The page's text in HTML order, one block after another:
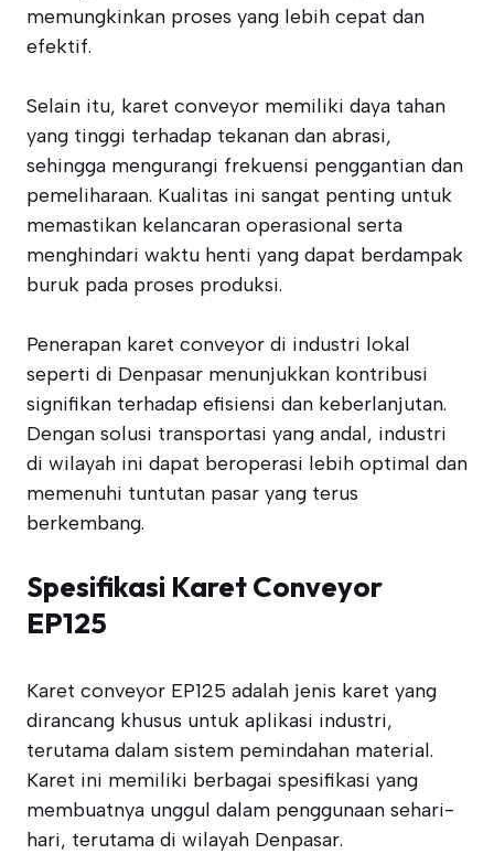
memungkinkan proses yang lebih cepat dan
efektif.
Selain itu, karet conveyor memiliki daya tahan
yang tinggi terhadap tekanan dan abrasi,
sehingga mengurangi frekuensi penggantian dan
pemeliharaan. Kualitas ini sangat penting untuk
memastikan kelancaran operasional serta
menghindari waktu henti yang dapat berdampak
buruk pada proses produksi.
Penerapan karet conveyor di industri lokal
seperti di Denpasar menunjukkan kontribusi
signifikan terhadap efisiensi dan keberlanjutan.
Dengan solusi transportasi yang andal, industri
di wilayah ini dapat beroperasi lebih optimal dan
memenuhi tuntutan pasar yang terus
berkembang.
Spesifikasi Karet Conveyor
EP125
Karet conveyor EP125 adalah jenis karet yang
dirancang khusus untuk aplikasi industri,
terutama dalam sistem pemindahan material.
Karet ini memiliki berbagai spesifikasi yang
membuatnya unggul dalam penggunaan sehari-
hari, terutama di wilayah Denpasar.